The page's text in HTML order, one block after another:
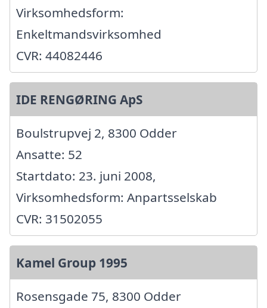
Virksomhedsform:
Enkeltmandsvirksomhed
CVR: 44082446
IDE RENGØRING ApS
Boulstrupvej 2, 8300 Odder
Ansatte: 52
Startdato: 23. juni 2008,
Virksomhedsform: Anpartsselskab
CVR: 31502055
Kamel Group 1995
Rosensgade 75, 8300 Odder